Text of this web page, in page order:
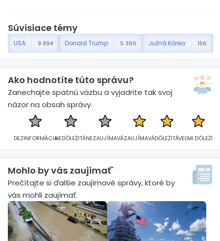
Súvisiace témy
USA 9 894 Donald Trump 5 366 Južná Kórea 156
Ako hodnotíte túto správu?
Zanechajte spätnú väzbu a vyjadrite tak svoj
názor na obsah správy.
DEZINFORMÁCIANEDÔLEŽITÁNEZAUJÍMAVÁZAUJÍMAVÁDÔLEŽITÁVEĽMI DÔLEŽITÁ
Mohlo by vás zaujímať´
Prečítajte si ďalšie zaujímavé správy, ktoré by
vás mohli zaujímať.